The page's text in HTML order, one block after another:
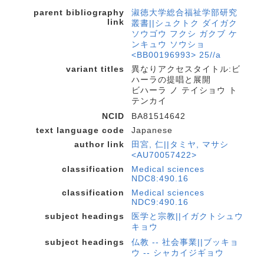
parent bibliography
link
淑徳大学総合福祉学部研究
叢書||シュクトク ダイガク
ソウゴウ フクシ ガクブ ケ
ンキュウ ソウショ
<BB00196993> 25//a
variant titles
異なりアクセスタイトル:ビ
ハーラの提唱と展開
ビハーラ ノ テイショウ ト
テンカイ
NCID
BA81514642
text language code
Japanese
author link
田宮, 仁||タミヤ, マサシ
<AU70057422>
classification
Medical sciences
NDC8:490.16
classification
Medical sciences
NDC9:490.16
subject headings
医学と宗教||イガクトシュウ
キョウ
subject headings
仏教 -- 社会事業||ブッキョ
ウ -- シャカイジギョウ